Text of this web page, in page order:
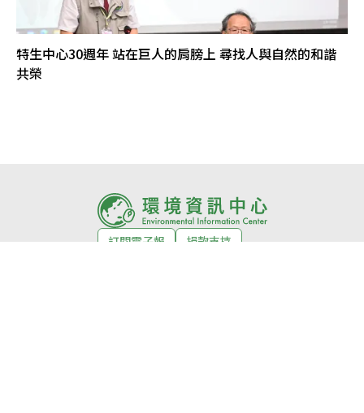
特生中心30週年 站在巨人的肩膀上 尋找人與自然的和諧
共榮
訂閱電子報
捐款支持